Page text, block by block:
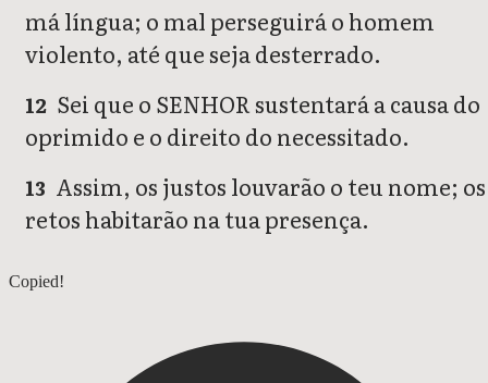
má língua; o mal perseguirá o homem
violento, até que seja desterrado.
12 Sei que o SENHOR sustentará a causa do
oprimido e o direito do necessitado.
13 Assim, os justos louvarão o teu nome; os
retos habitarão na tua presença.
Salmos 139
Copied!